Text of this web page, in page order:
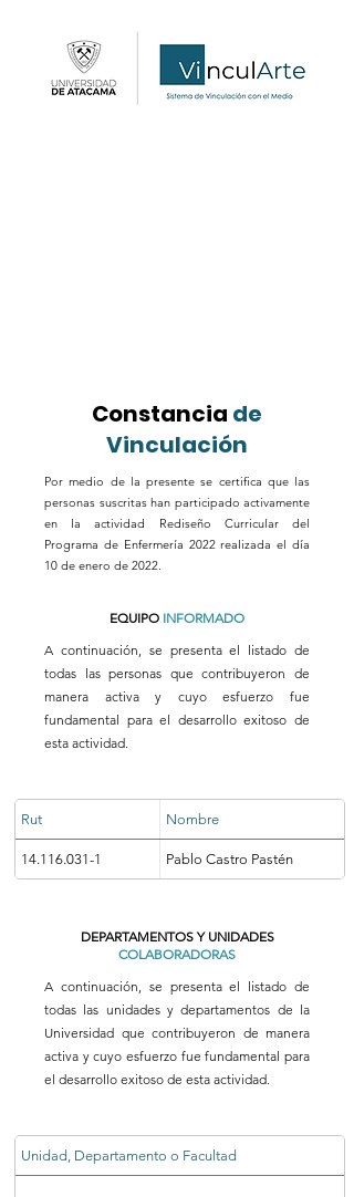
Constancia de
Vinculación
Por medio de la presente se certifica que las
personas suscritas han participado activamente
en la actividad Rediseño Curricular del
Programa de Enfermería 2022 realizada el día
10 de enero de 2022.
EQUIPO INFORMADO
A continuación, se presenta el listado de
todas las personas que contribuyeron de
manera activa y cuyo esfuerzo fue
fundamental para el desarrollo exitoso de
esta actividad.
Rut Nombre
14.116.031-1 Pablo Castro Pastén
DEPARTAMENTOS Y UNIDADES
COLABORADORAS
A continuación, se presenta el listado de
todas las unidades y departamentos de la
Universidad que contribuyeron de manera
activa y cuyo esfuerzo fue fundamental para
el desarrollo exitoso de esta actividad.
Unidad, Departamento o Facultad